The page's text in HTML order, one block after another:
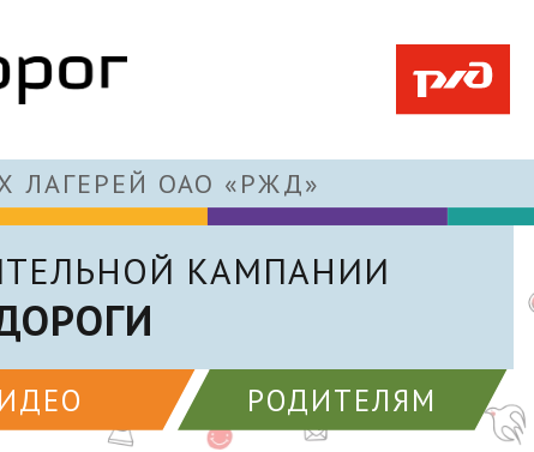
ЛАГЕРЕЙ ОАО «РЖД»
КАМПАНИИ
РОДИТЕЛЯМ